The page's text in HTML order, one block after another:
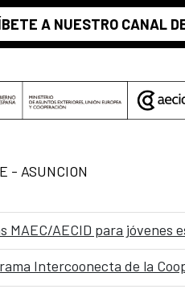
A NUESTRO CANAL
- ASUNCION
MAEC/AECID para jóvenes
Intercoonecta de la